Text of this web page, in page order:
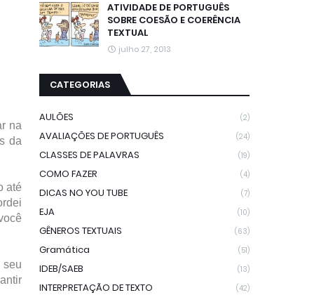
na
da
até
seu
ATIVIDADE DE PORTUGUÊS
SOBRE COESÃO E COERÊNCIA
TEXTUAL
julho 27, 2013
CATEGORIAS
AULÕES (2)
AVALIAÇÕES DE PORTUGUÊS (24)
CLASSES DE PALAVRAS (19)
COMO FAZER (4)
DICAS NO YOU TUBE (7)
EJA (10)
GÊNEROS TEXTUAIS (63)
Gramática (51)
IDEB/SAEB (13)
INTERPRETAÇÃO DE TEXTO (42)